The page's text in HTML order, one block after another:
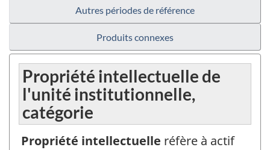
Autres périodes de référence
Produits connexes
Propriété intellectuelle de
l'unité institutionnelle,
catégorie
Propriété intellectuelle réfère à actif